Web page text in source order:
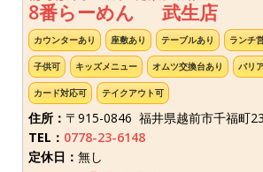
8番らーめん 武生店
カウンターあり 座敷あり テーブルあり ランチ
子供可 キッズメニュー オムツ交換台あり バリ
カード対応可 テイクアウト可
住所： 〒915-0846 福井県越前市千福町
TEL： 0778-23-6148
定休日： 無し